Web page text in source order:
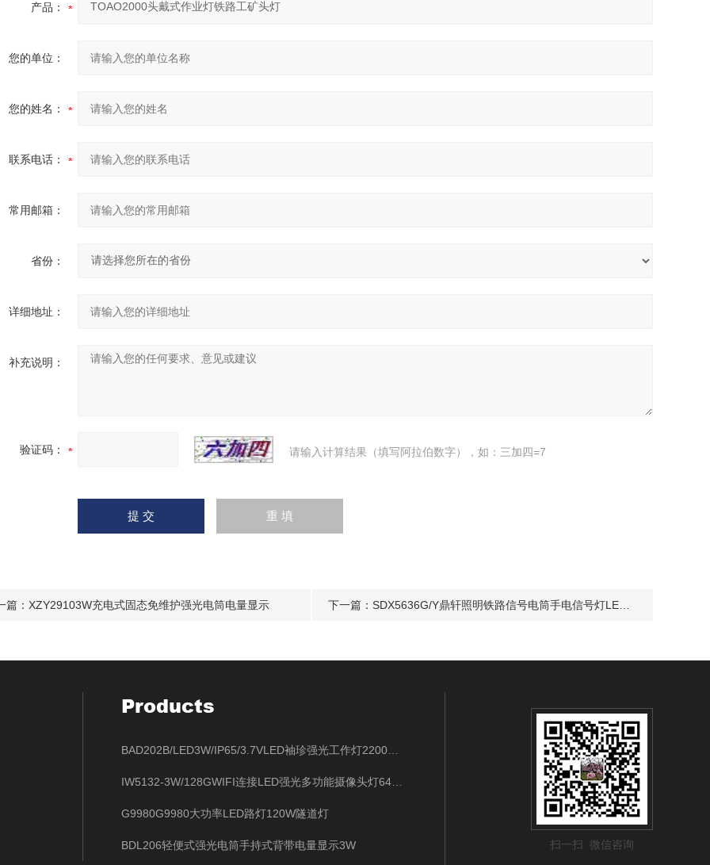
产品：
您的单位：
您的姓名：
联系电话：
常用邮箱：
省份：
详细地址：
补充说明：
验证码： 请输入计算结果（填写阿拉伯数字），如：三加四=7
篇： XZY29103W充电式固态免维护强光电筒电量显示 下一篇： SDX5636G/Y鼎轩照明铁路信号电筒手电信号灯LED3W
Products
G9980G9980大功率LED路灯120W隧道灯
BDL206轻便式强光电筒手持式背带电量显示3W 扫一扫 微信咨询